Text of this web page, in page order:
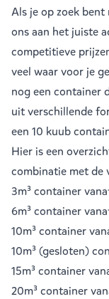
Als je op zoek bent
ons aan het juiste
competitieve
veel waar voor je
nog een container
uit verschillende
een 10 kuub
Hier is een
combinatie met de
3m³ container
6m³ container
10m³ container
10m³ (gesloten)
15m³ container
20m³ container